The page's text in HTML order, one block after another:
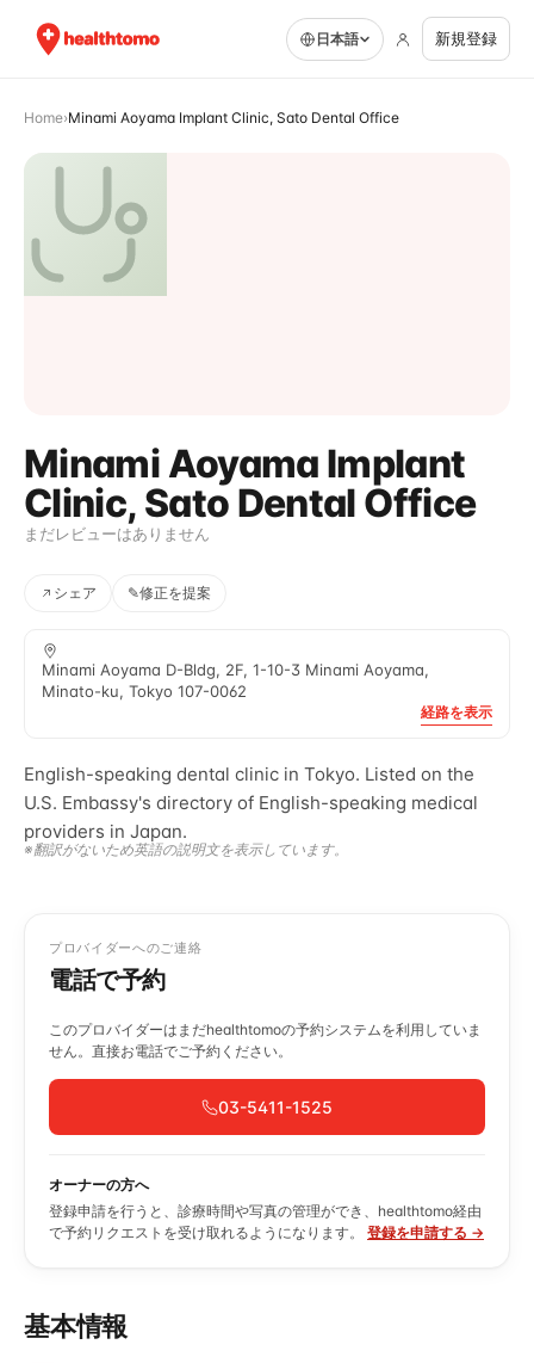
日本語 新規登録
Home›Minami Aoyama Implant Clinic, Sato Dental Office
Minami Aoyama Implant
Clinic, Sato Dental Office
まだレビューはありません
シェア ✎修正を提案
Minami Aoyama D-Bldg, 2F, 1-10-3 Minami Aoyama,
Minato-ku, Tokyo 107-0062
経路を表示
English-speaking dental clinic in Tokyo. Listed on the
U.S. Embassy's directory of English-speaking medical
providers in Japan.
※翻訳がないため英語の説明文を表示しています。
プロバイダーへのご連絡
電話で予約
このプロバイダーはまだhealthtomoの予約システムを利用していま
せん。直接お電話でご予約ください。
03-5411-1525
オーナーの方へ
登録申請を行うと、診療時間や写真の管理ができ、healthtomo経由
で予約リクエストを受け取れるようになります。
登録を申請する →
基本情報